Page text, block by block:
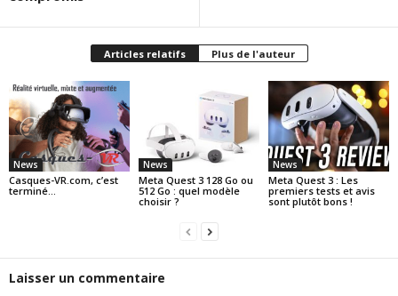
Articles relatifs Plus de l'auteur
News
Casques-VR.com, c’est
terminé…
News
Meta Quest 3 128 Go ou
512 Go : quel modèle
choisir ?
News
Meta Quest 3 : Les
premiers tests et avis
sont plutôt bons !
Laisser un commentaire